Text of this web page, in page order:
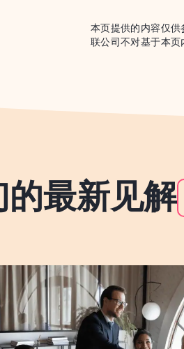
本页提供的内容仅
联公司不对基于本页
的最新见解